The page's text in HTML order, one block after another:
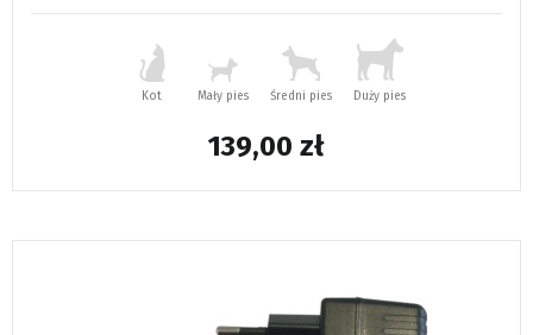
Kot Mały pies Średni pies Duży pies
139,00